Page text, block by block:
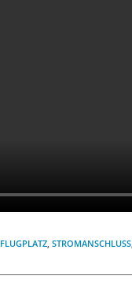
FLUGPLATZ STROMANSCHLUSS